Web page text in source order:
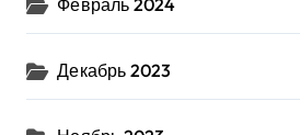
Февраль 2024
Декабрь 2023